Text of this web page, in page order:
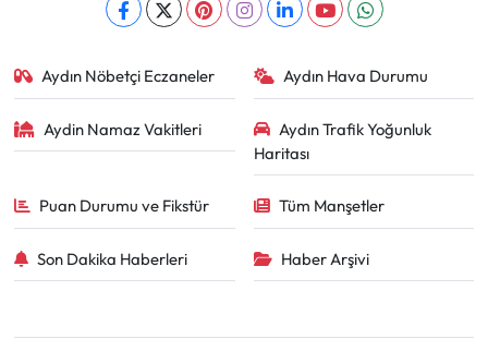
Aydın Nöbetçi Eczaneler Aydın Hava Durumu
Aydin Namaz Vakitleri
Aydın Trafik Yoğunluk
Haritası
Puan Durumu ve Fikstür Tüm Manşetler
Son Dakika Haberleri Haber Arşivi